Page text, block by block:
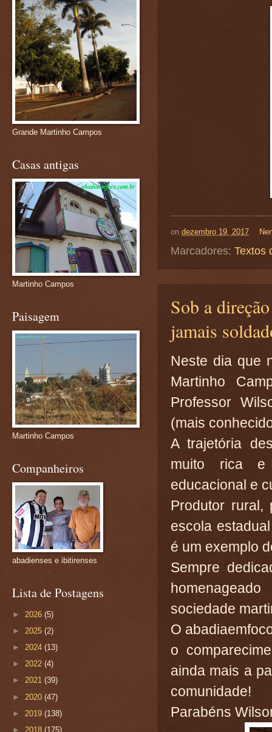
on dezembro 19, 2017
Marcadores: Textos
Sob a
jamais
Neste dia que
Martinho
Professor
(mais
A trajetória
muito rica e
educacional e
Produtor rural,
escola
é um exemplo
Sempre
sociedade
O
o
ainda mais a
comunidade!
Parabéns
Grande Martinho Campos
Casas antigas
Martinho Campos
Paisagem
Martinho Campos
Companheiros
abadienses e ibitirenses
Lista de Postagens
► 2026 (5)
► 2025 (2)
► 2024 (13)
► 2022 (4)
► 2021 (39)
► 2020 (47)
► 2019 (138)
► 2018 (175)